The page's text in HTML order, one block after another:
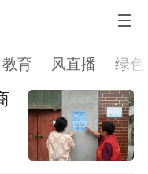
教育 风直播 绿